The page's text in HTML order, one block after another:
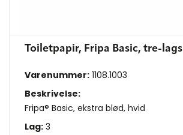
Toiletpapir, Fripa Basic, tre-lags
Varenummer: 1108.1003
Beskrivelse:
Fripa® Basic, ekstra blød, hvid
Lag: 3